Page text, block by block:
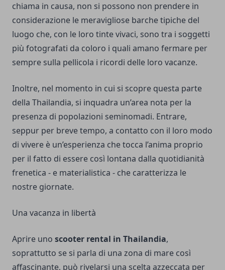
chiama in causa, non si possono non prendere in
considerazione le meravigliose barche tipiche del
luogo che, con le loro tinte vivaci, sono tra i soggetti
più fotografati da coloro i quali amano fermare per
sempre sulla pellicola i ricordi delle loro vacanze.
Inoltre, nel momento in cui si scopre questa parte
della Thailandia, si inquadra un’area nota per la
presenza di popolazioni seminomadi. Entrare,
seppur per breve tempo, a contatto con il loro modo
di vivere è un’esperienza che tocca l’anima proprio
per il fatto di essere così lontana dalla quotidianità
frenetica - e materialistica - che caratterizza le
nostre giornate.
Una vacanza in libertà
Aprire uno scooter rental in Thailandia,
soprattutto se si parla di una zona di mare così
affascinante, può rivelarsi una scelta azzeccata per